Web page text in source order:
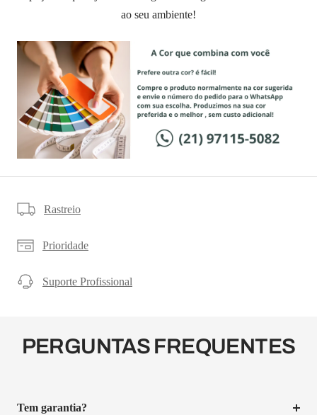
ao seu ambiente!
Rastreio
Prioridade
Suporte Profissional
PERGUNTAS FREQUENTES
Tem garantia?